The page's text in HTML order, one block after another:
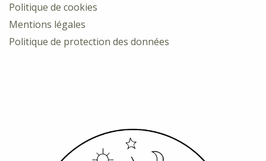
Politique de cookies
Mentions légales
Politique de protection des données